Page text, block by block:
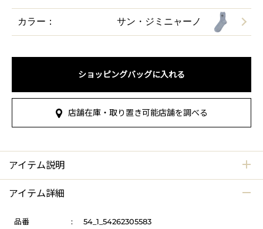
カラー： サン・ジミニャーノ
ショッピングバッグに入れる
店舗在庫・取り置き可能店舗を調べる
アイテム説明
アイテム詳細
品番 :
54_1_54262305583